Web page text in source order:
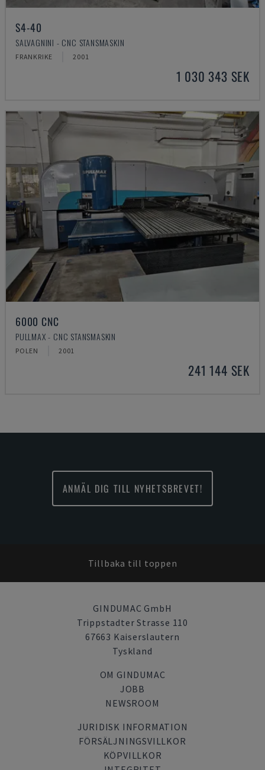
S4-40
SALVAGNINI - CNC STANSMASKIN
FRANKRIKE 2001
1 030 343 SEK
6000 CNC
PULLMAX - CNC STANSMASKIN
POLEN 2001
241 144 SEK
ANMÄL DIG TILL NYHETSBREVET!
Tillbaka till toppen
GINDUMAC GmbH
Trippstadter Strasse 110
67663 Kaiserslautern
Tyskland
OM GINDUMAC
JOBB
NEWSROOM
JURIDISK INFORMATION
FÖRSÄLJNINGSVILLKOR
KÖPVILLKOR